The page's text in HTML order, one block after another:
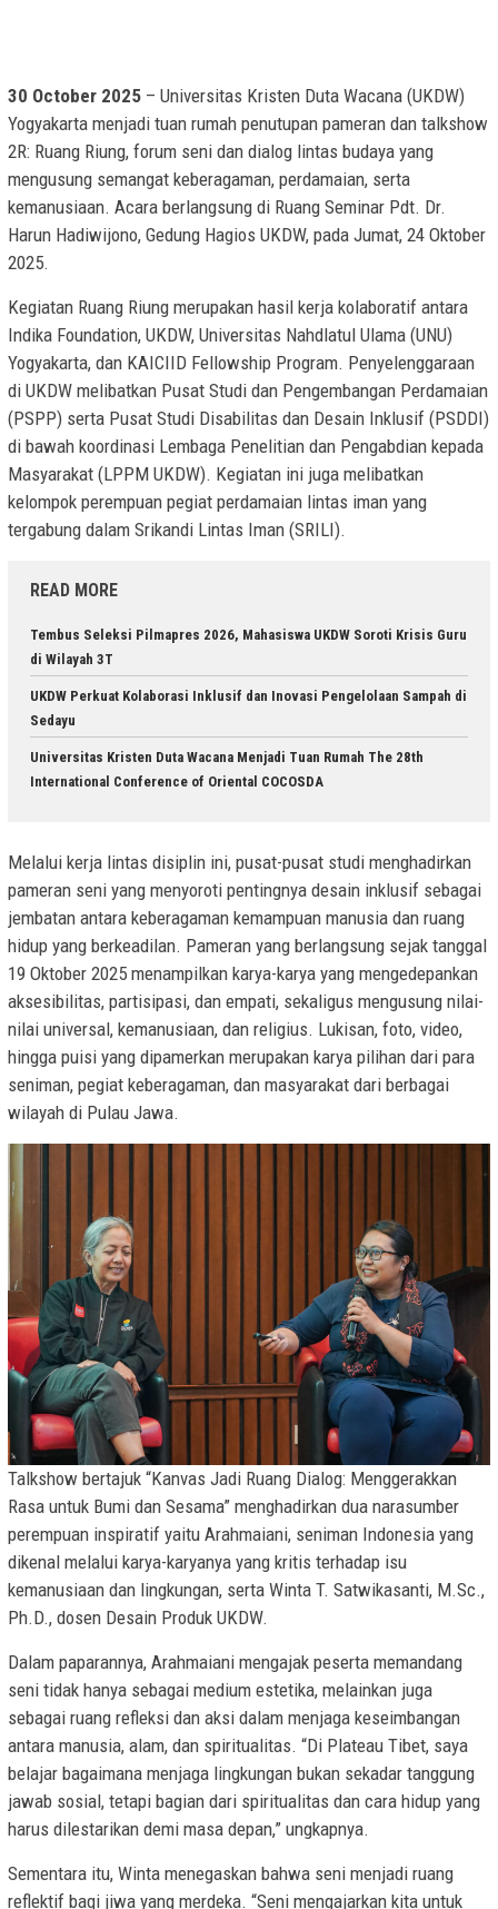
30 October 2025 – Universitas Kristen Duta Wacana (UKDW)
Yogyakarta menjadi tuan rumah penutupan pameran dan talkshow
2R: Ruang Riung, forum seni dan dialog lintas budaya yang
mengusung semangat keberagaman, perdamaian, serta
kemanusiaan. Acara berlangsung di Ruang Seminar Pdt. Dr.
Harun Hadiwijono, Gedung Hagios UKDW, pada Jumat, 24 Oktober
2025.
Kegiatan Ruang Riung merupakan hasil kerja kolaboratif antara
Indika Foundation, UKDW, Universitas Nahdlatul Ulama (UNU)
Yogyakarta, dan KAICIID Fellowship Program. Penyelenggaraan
di UKDW melibatkan Pusat Studi dan Pengembangan Perdamaian
(PSPP) serta Pusat Studi Disabilitas dan Desain Inklusif (PSDDI)
di bawah koordinasi Lembaga Penelitian dan Pengabdian kepada
Masyarakat (LPPM UKDW). Kegiatan ini juga melibatkan
kelompok perempuan pegiat perdamaian lintas iman yang
tergabung dalam Srikandi Lintas Iman (SRILI).
READ MORE
Tembus Seleksi Pilmapres 2026, Mahasiswa UKDW Soroti Krisis Guru
di Wilayah 3T
UKDW Perkuat Kolaborasi Inklusif dan Inovasi Pengelolaan Sampah di
Sedayu
Universitas Kristen Duta Wacana Menjadi Tuan Rumah The 28th
International Conference of Oriental COCOSDA
Melalui kerja lintas disiplin ini, pusat-pusat studi menghadirkan
pameran seni yang menyoroti pentingnya desain inklusif sebagai
jembatan antara keberagaman kemampuan manusia dan ruang
hidup yang berkeadilan. Pameran yang berlangsung sejak tanggal
19 Oktober 2025 menampilkan karya-karya yang mengedepankan
aksesibilitas, partisipasi, dan empati, sekaligus mengusung nilai-
nilai universal, kemanusiaan, dan religius. Lukisan, foto, video,
hingga puisi yang dipamerkan merupakan karya pilihan dari para
seniman, pegiat keberagaman, dan masyarakat dari berbagai
wilayah di Pulau Jawa.
Talkshow bertajuk “Kanvas Jadi Ruang Dialog: Menggerakkan
Rasa untuk Bumi dan Sesama” menghadirkan dua narasumber
perempuan inspiratif yaitu Arahmaiani, seniman Indonesia yang
dikenal melalui karya-karyanya yang kritis terhadap isu
kemanusiaan dan lingkungan, serta Winta T. Satwikasanti, M.Sc.,
Ph.D., dosen Desain Produk UKDW.
Dalam paparannya, Arahmaiani mengajak peserta memandang
seni tidak hanya sebagai medium estetika, melainkan juga
sebagai ruang refleksi dan aksi dalam menjaga keseimbangan
antara manusia, alam, dan spiritualitas. “Di Plateau Tibet, saya
belajar bagaimana menjaga lingkungan bukan sekadar tanggung
jawab sosial, tetapi bagian dari spiritualitas dan cara hidup yang
harus dilestarikan demi masa depan,” ungkapnya.
Sementara itu, Winta menegaskan bahwa seni menjadi ruang
reflektif bagi jiwa yang merdeka. “Seni mengajarkan kita untuk